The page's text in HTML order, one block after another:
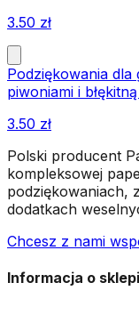
3.50 zł
Podziękowania
piwoniami i
3.50 zł
Polski producent
kompleksowej
podziękowaniach,
dodatkach
Chcesz z nami
Informacja o